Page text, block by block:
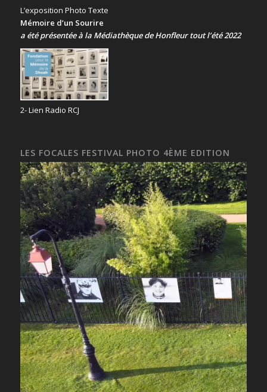
L’exposition Photo Texte
Mémoire d’un Sourire
a été présentéeà la Médiathèque de Honfleur tout l’été 2022
2- Lien Radio RCJ
LES FOCALES FESTIVAL PHOTO 4ÈME EDITION